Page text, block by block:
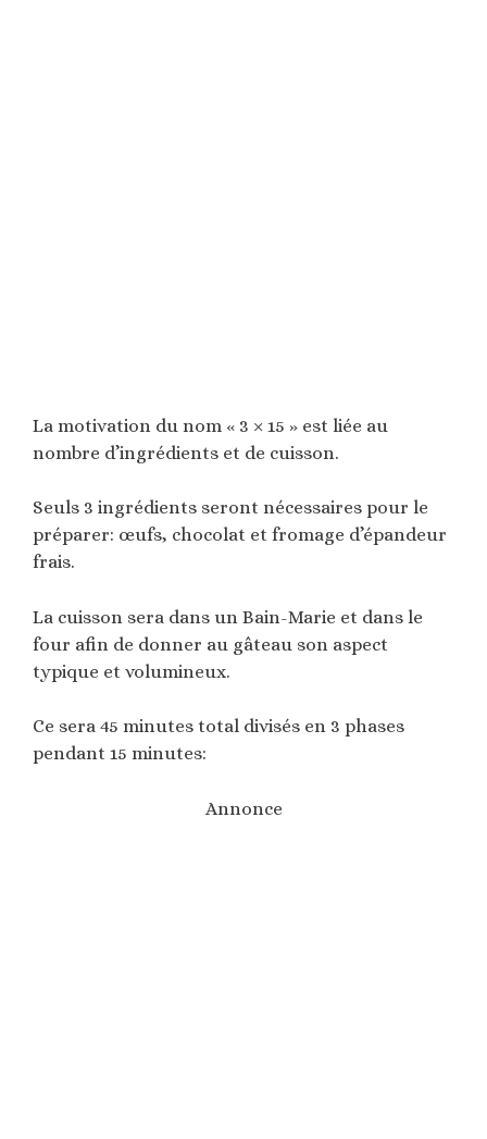
La motivation du nom « 3 × 15 » est liée au
nombre d’ingrédients et de cuisson.
Seuls 3 ingrédients seront nécessaires pour le
préparer: œufs, chocolat et fromage d’épandeur
frais.
La cuisson sera dans un Bain-Marie et dans le
four afin de donner au gâteau son aspect
typique et volumineux.
Ce sera 45 minutes total divisés en 3 phases
pendant 15 minutes:
Annonce